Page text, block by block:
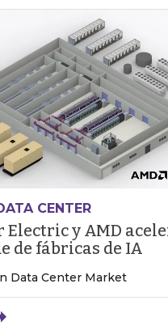
CENTER
Electric y AMD
de fábricas de IA
Data Center Market